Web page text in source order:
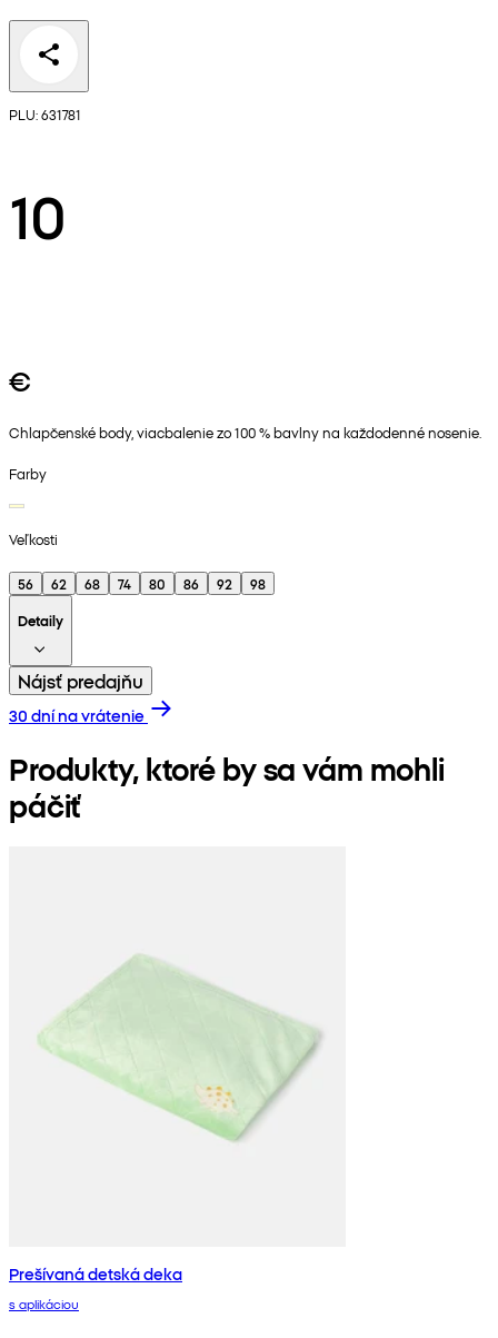
PLU: 631781
10
€
Chlapčenské body, viacbalenie zo 100 % bavlny na každodenné nosenie.
Farby
Veľkosti
56 62 68 74 80 86 92
98
Detaily
Nájsť predajňu
30 dní na vrátenie
Produkty, ktoré by sa vám mohli
páčiť
Prešívaná detská deka
s aplikáciou